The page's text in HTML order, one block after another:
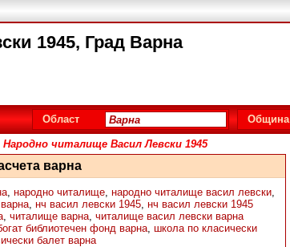
1945, Град Варна
Област Община
Народно читалище Васил Левски 1945
варна
, народно читалище, народно читалище васил левски,
, нч васил левски 1945, нч васил левски 1945
, читалище варна, читалище васил левски варна
библиотечен фонд варна, школа по класически
балет варна